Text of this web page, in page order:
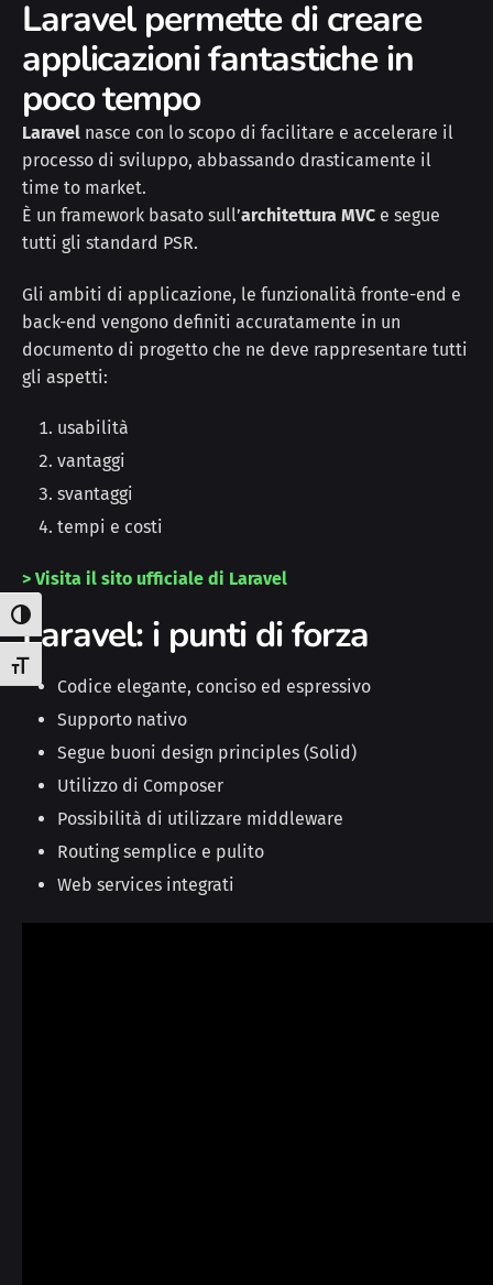
Attiva/disattiva alto contrasto
Attiva/disattiva dimensione testo
Laravel permette di creare
applicazioni fantastiche in
poco tempo
Laravel nasce con lo scopo di facilitare e accelerare il
processo di sviluppo, abbassando drasticamente il
time to market.
È un framework basato sull’architettura MVC e segue
tutti gli standard PSR.
Gli ambiti di applicazione, le funzionalità fronte-end e
back-end vengono definiti accuratamente in un
documento di progetto che ne deve rappresentare tutti
gli aspetti:
usabilità
vantaggi
svantaggi
tempi e costi
> Visita il sito ufficiale di Laravel
Laravel: i punti di forza
Codice elegante, conciso ed espressivo
Supporto nativo
Segue buoni design principles (Solid)
Utilizzo di Composer
Possibilità di utilizzare middleware
Routing semplice e pulito
Web services integrati